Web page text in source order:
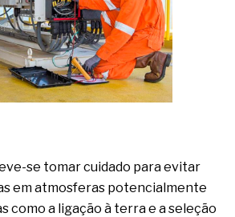
vantagem competitiva não está no
de IA
a régua do comprador B2B e a venda
ficou ainda mais humana
se tomar cuidado para evitar
em atmosferas potencialmente
como a ligação à terra e a seleção